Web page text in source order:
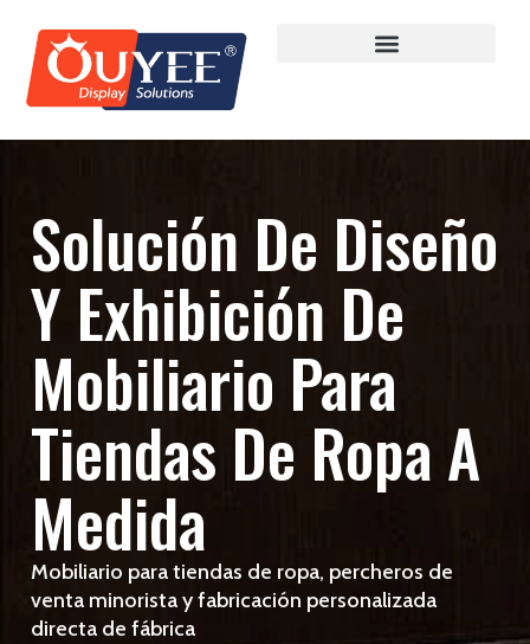
Solución De Diseño
Y Exhibición De
Mobiliario Para
Tiendas De Ropa A
Medida
Mobiliario para tiendas de ropa, percheros de
venta minorista y fabricación personalizada
directa de fábrica